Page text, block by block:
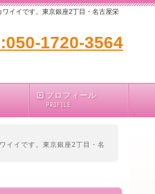
イイです。東京銀座2丁目・名古屋栄
1720-3564
プロフィール
PROFILE
イイです。東京銀座2丁目・名